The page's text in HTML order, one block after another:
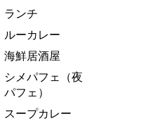
ランチ
ルーカレー
海鮮居酒屋
シメパフェ（夜
パフェ）
スープカレー